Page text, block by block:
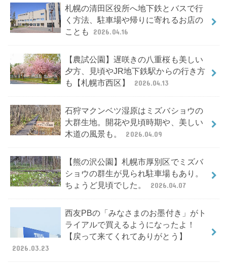
札幌の清田区役所へ地下鉄とバスで行
く方法、駐車場や帰りに寄れるお店の
ことも
2026.04.16
【農試公園】遅咲きの八重桜も美しい
夕方、見頃やJR地下鉄駅からの行き方
も【札幌市西区】
2026.04.13
石狩マクンベツ湿原はミズバショウの
大群生地。開花や見頃時期や、美しい
木道の風景も。
2026.04.09
【熊の沢公園】札幌市厚別区でミズバ
ショウの群生が見られ駐車場もあり。
ちょうど見頃でした。
2026.04.07
西友PBの「みなさまのお墨付き」がト
ライアルで買えるようになったよ！
【戻って来てくれてありがとう】
2026.03.23